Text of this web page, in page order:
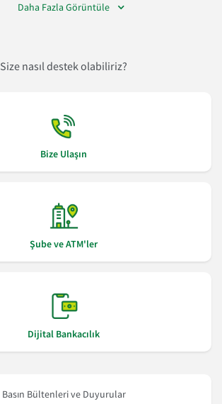
Daha Fazla Görüntüle
Size nasıl destek olabiliriz?
Bize Ulaşın
Şube ve ATM'ler
Dijital Bankacılık
Basın Bültenleri ve Duyurular